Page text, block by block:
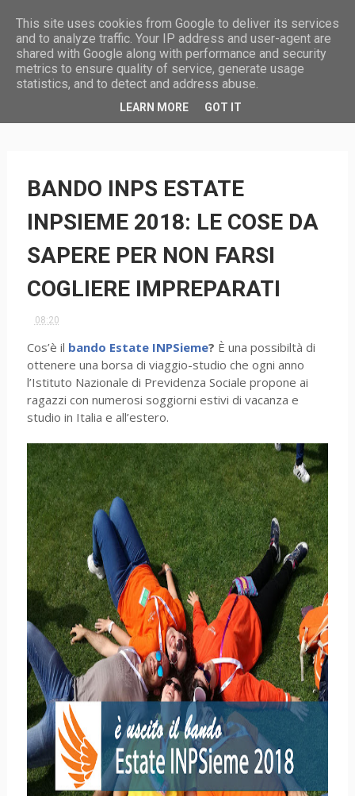
HOME
BANDO INPS ESTATE
INPSIEME 2018: LE COSE DA
SAPERE PER NON FARSI
COGLIERE IMPREPARATI
08:20
Cos’è il bando Estate INPSieme? È una possibiltà di
ottenere una borsa di viaggio-studio che ogni anno
l’Istituto Nazionale di Previdenza Sociale propone ai
ragazzi con numerosi soggiorni estivi di vacanza e
studio in Italia e all’estero.
This site uses cookies from Google to deliver its services
and to analyze traffic. Your IP address and user-agent are
shared with Google along with performance and security
metrics to ensure quality of service, generate usage
statistics, and to detect and address abuse.
LEARN MORE GOT IT